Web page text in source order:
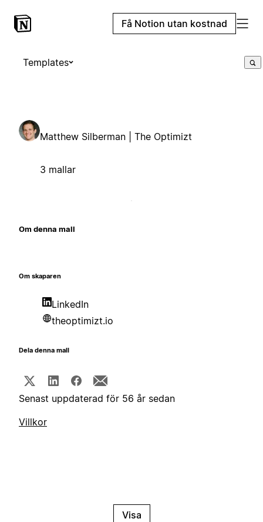
Få Notion utan kostnad
Templates
Matthew Silberman | The Optimizt
3 mallar
Om denna mall
Om skaparen
LinkedIn
theoptimizt.io
Dela denna mall
Senast uppdaterad för 56 år sedan
Villkor
Visa